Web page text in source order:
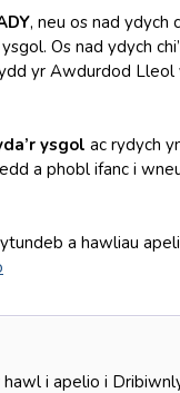
, neu os nad ydych
Os nad ydych
yr Awdurdod
ysgol ac rydych
a phobl ifanc i
a hawliau
i apelio i